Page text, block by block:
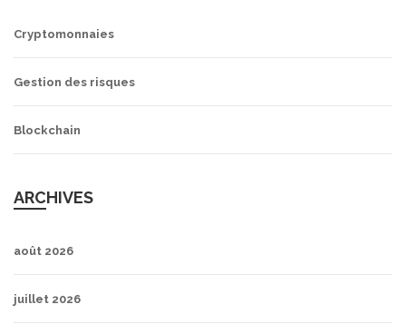
Cryptomonnaies
Gestion des risques
Blockchain
ARCHIVES
août 2026
juillet 2026